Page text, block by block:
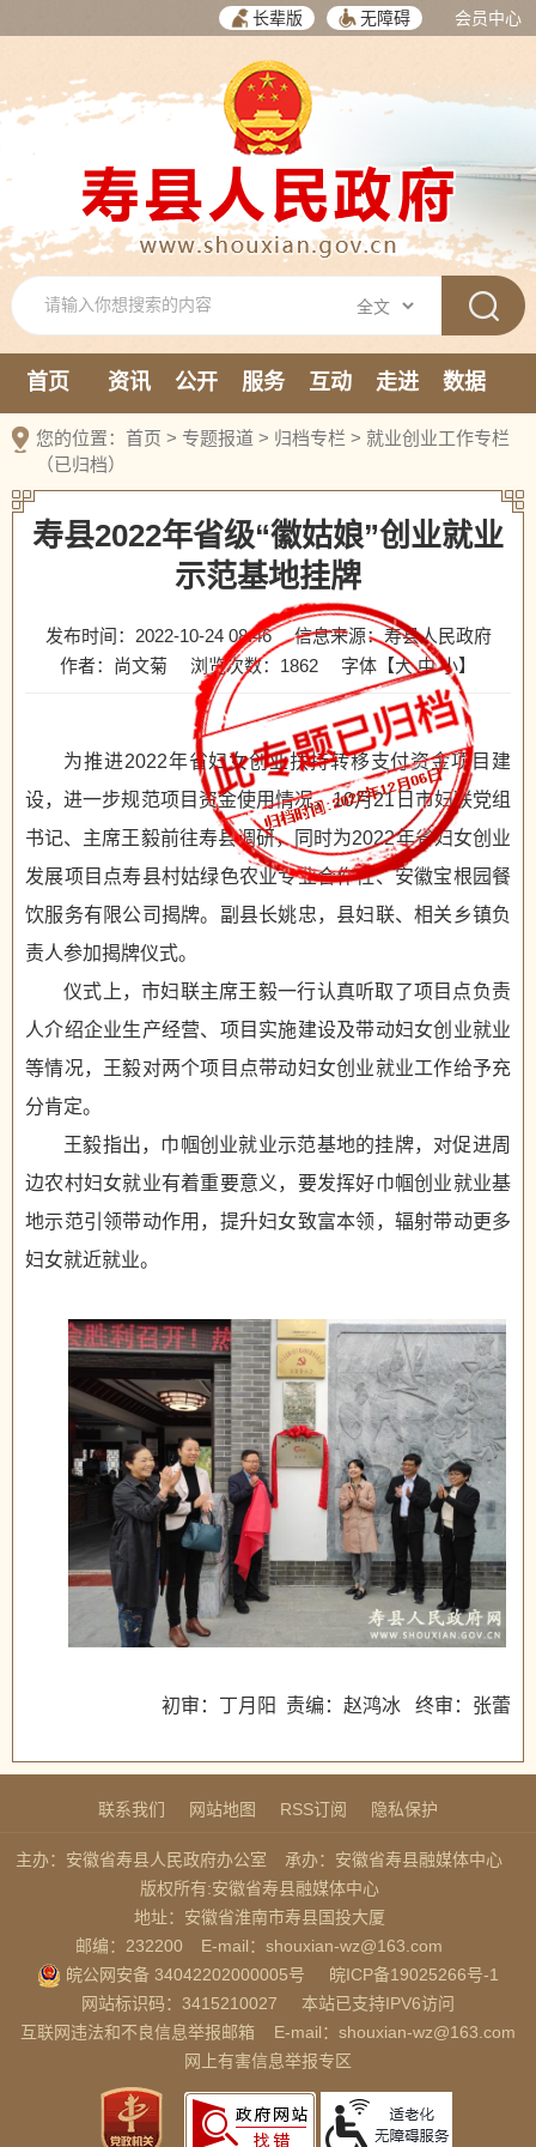
长辈版 无障碍 会员中心
首页 资讯 公开 服务 互动 走进
数据
新媒体
您的位置： 首页 > 专题报道 > 归档专栏 > 就业创业工作专栏
（已归档）
寿县2022年省级“徽姑娘”创业就业
示范基地挂牌
发布时间：2022-10-24 08:46
信息来源：寿县人民政府
作者：尚文菊
浏览次数： 1862 字体【大 中 小】
为推进2022年省妇女创业扶持转移支付资金项目建
设，进一步规范项目资金使用情况，10月21日市妇联党组
书记、主席王毅前往寿县调研，同时为2022年省妇女创业
发展项目点寿县村姑绿色农业专业合作社、安徽宝根园餐
饮服务有限公司揭牌。副县长姚忠，县妇联、相关乡镇负
责人参加揭牌仪式。
仪式上，市妇联主席王毅一行认真听取了项目点负责
人介绍企业生产经营、项目实施建设及带动妇女创业就业
等情况，王毅对两个项目点带动妇女创业就业工作给予充
分肯定。
王毅指出，巾帼创业就业示范基地的挂牌，对促进周
边农村妇女就业有着重要意义，要发挥好巾帼创业就业基
地示范引领带动作用，提升妇女致富本领，辐射带动更多
妇女就近就业。
初审：丁月阳 责编：赵鸿冰 终审：张蕾
联系我们 网站地图 RSS订阅 隐私保护
主办：安徽省寿县人民政府办公室
承办：安徽省寿县融媒体中心
版权所有:安徽省寿县融媒体中心
地址：安徽省淮南市寿县国投大厦
邮编：232200
E-mail：shouxian-wz@163.com
皖公网安备 34042202000005号
皖ICP备19025266号-1
网站标识码：3415210027
本站已支持IPV6访问
互联网违法和不良信息举报邮箱
E-mail：shouxian-wz@163.com
网上有害信息举报专区